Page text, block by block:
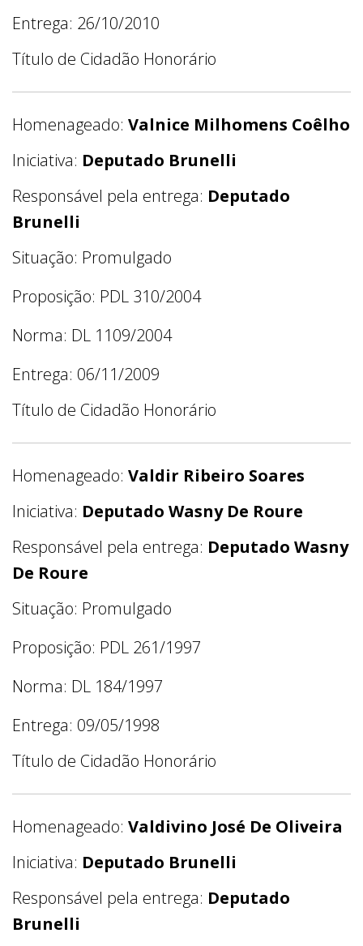
Entrega: 26/10/2010
Título de Cidadão Honorário
Homenageado: Valnice Milhomens Coêlho
Iniciativa: Deputado Brunelli
Responsável pela entrega: Deputado
Brunelli
Situação: Promulgado
Proposição: PDL 310/2004
Norma: DL 1109/2004
Entrega: 06/11/2009
Título de Cidadão Honorário
Homenageado: Valdir Ribeiro Soares
Iniciativa: Deputado Wasny De Roure
Responsável pela entrega: Deputado Wasny
De Roure
Situação: Promulgado
Proposição: PDL 261/1997
Norma: DL 184/1997
Entrega: 09/05/1998
Título de Cidadão Honorário
Homenageado: Valdivino José De Oliveira
Iniciativa: Deputado Brunelli
Responsável pela entrega: Deputado
Brunelli